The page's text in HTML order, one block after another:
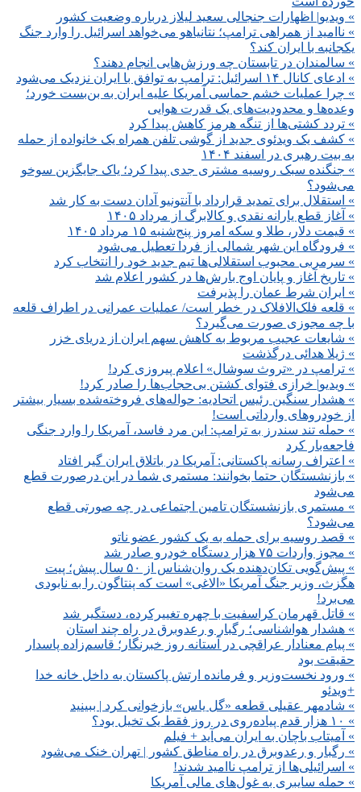
» ویدیو| اظهارات جنجالی سعید لیلاز درباره وضعیت کشور
» ناامید از همراهی ترامپ؛ نتانیاهو می‌خواهد اسرائیل را وارد جنگ
یکجانبه با ایران کند؟
» سالمندان در تابستان چه ورزش‌هایی انجام دهند؟
» ادعای کانال ۱۴ اسرائیل: ترامپ به توافق با ایران نزدیک می‌شود
» چرا عملیات خشم حماسی آمریکا علیه ایران به بن‌بست خورد؛
وعده‌ها و محدودیت‌های یک قدرت هوایی
» تردد کشتی‌ها از تنگه هرمز کاهش پیدا کرد
» کشف یک ویدئوی جدید از گوشی تلفن همراه یک خانواده از حمله
به بیت رهبری در اسفند ۱۴۰۴
» جنگنده سبک روسیه مشتری جدی پیدا کرد؛ یاک جایگزین سوخو
می‌شود؟
» استقلال برای تمدید قرارداد با آنتونیو آدان دست به کار شد
» آغاز قطع یارانه نقدی و کالابرگ از مرداد ۱۴۰۵
» قیمت دلار، طلا و سکه امروز پنج‌شنبه ۱۵ مرداد ۱۴۰۵
» فرودگاه این شهر شمالی از فردا تعطیل می‌شود
» سرمربی محبوب استقلالی‌ها تیم جدید خود را انتخاب کرد
» تاریخ آغاز و پایان اوج بارش‌ها در کشور اعلام شد
» ایران شرط عمان را پذیرفت
» قلعه فلک‌الافلاک در خطر است/ عملیات عمرانی در اطراف قلعه
با چه مجوزی صورت می‌گیرد؟
» شایعات عجیب مربوط به کاهش سهم ایران از دریای خزر
» ژیلا هدائی درگذشت
» ترامپ در «تروث سوشال» اعلام پیروزی کرد!
» ویدیو| خرازی فتوای کشتن بی‌حجاب‌ها را صادر کرد!
» هشدار سنگین رئیس اتحادیه: حواله‌های فروخته‌شده بسیار بیشتر
از خودروهای وارداتی است!
» حمله تند سندرز به ترامپ: این مرد فاسد، آمریکا را وارد جنگی
فاجعه‌بار کرد
» اعتراف رسانه پاکستانی: آمریکا در باتلاق ایران گیر افتاد
» بازنشستگان حتما بخوانند: مستمری شما در این درصورت قطع
می‌شود
» مستمری بازنشستگان تامین اجتماعی در چه صورتی قطع
می‌شود؟
» قصد روسیه برای حمله به یک کشور عضو ناتو
» مجوز واردات ۷۵ هزار دستگاه خودرو صادر شد
» پیش‌گویی تکان‌دهنده یک روان‌شناس از ۵۰ سال پیش؛ پیت
هگزث، وزیر جنگ آمریکا «الاغی» است که پنتاگون را به نابودی
می‌برد!
» قاتل قهرمان کراسفیت با چهره‌ تغییرکرده، دستگیر شد
» هشدار هواشناسی؛ رگبار و رعدوبرق در راه چند استان
» پیام معنادار عراقچی در آستانه روز خبرنگار؛ قاسم‌زاده پاسدار
حقیقت بود
» ورود نخست‌وزیر و فرمانده ارتش پاکستان به داخل خانه خدا
+ویدئو
» شادمهر عقیلی قطعه «گل یاس» بازخوانی کرد | ببینید
» ۱۰ هزار قدم پیاده‌روی در روز فقط یک تخیل بود؟
» آمیتاب باچان به ایران می‌آید + فیلم
» رگبار و رعدوبرق در راه مناطق کشور | تهران خنک می‌شود
» اسرائیلی‌ها از ترامپ ناامید شدند!
» حمله سایبری به غول‌های مالی آمریکا